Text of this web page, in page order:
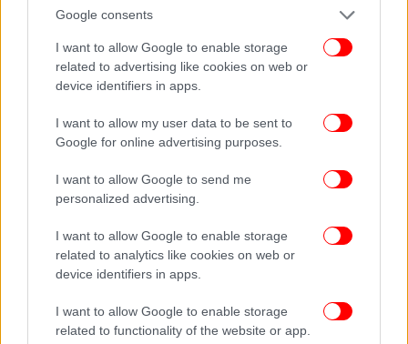
Google consents
I want to allow Google to enable storage
related to advertising like cookies on web or
device identifiers in apps.
I want to allow my user data to be sent to
Google for online advertising purposes.
I want to allow Google to send me
personalized advertising.
I want to allow Google to enable storage
related to analytics like cookies on web or
device identifiers in apps.
I want to allow Google to enable storage
related to functionality of the website or app.
μέταλλα και στοιχεία, όπως μόλυβδο, αρσενικό,
μαγγάνιο, χρώμιο και ψευδάργυρο. Τα σωματίδιά
της είναι ιδιαίτερα μικρά και ελαφριά, καθώς τα
μεγαλύτερα κατακάθονται κατά τη μεταφορά τους.
Όσο μικρότερο είναι ένα σωματίδιο τόσο πιο
από την ατμοσφαιρική ρύπανση, όπως τα
καυσαέρια των οχημάτων, ενισχύοντας έτσι την
τοξικότητά του.